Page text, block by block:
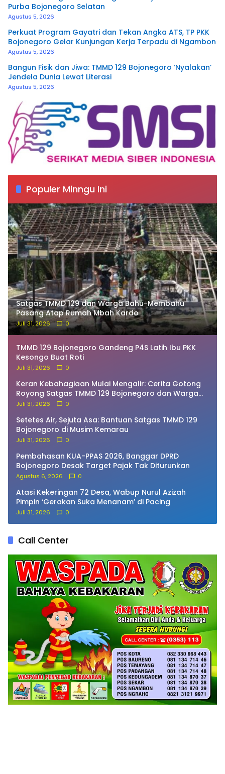
Purba Bojonegoro Selatan
Agustus 5, 2026
Perkuat Program Gayatri dan Tekan Angka ATS, TP PKK
Bojonegoro Gelar Kunjungan Kerja Terpadu di Ngambon
Agustus 5, 2026
Bangun Fisik dan Jiwa: TMMD 129 Bojonegoro ‘Nyalakan’
Jendela Dunia Lewat Literasi
Agustus 5, 2026
Populer Minngu Ini
Satgas TMMD 129 dan Warga Bahu-Membahu
Pasang Atap Rumah Mbah Kardo
Juli 31, 2026 0
TMMD 129 Bojonegoro Gandeng P4S Latih Ibu PKK
Kesongo Buat Roti
Juli 31, 2026 0
Keran Kebahagiaan Mulai Mengalir: Cerita Gotong
Royong Satgas TMMD 129 Bojonegoro dan Warga
Bekatul
Juli 31, 2026 0
Setetes Air, Sejuta Asa: Bantuan Satgas TMMD 129
Bojonegoro di Musim Kemarau
Juli 31, 2026 0
Pembahasan KUA-PPAS 2026, Banggar DPRD
Bojonegoro Desak Target Pajak Tak Diturunkan
Agustus 6, 2026 0
Atasi Kekeringan 72 Desa, Wabup Nurul Azizah
Pimpin ‘Gerakan Suka Menanam’ di Pacing
Juli 31, 2026 0
Call Center